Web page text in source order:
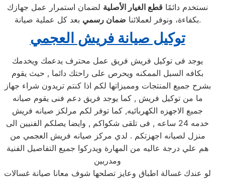
نستخدم دائمًا قطع الغيار الأصلية لضمان استمرار عمل جهازك
بكفاءة، ونوفر لعملائنا ضمان رسمي بعد كل عملية صيانة.
توكيل صيانة فريش العجمي
يوجد فى توكيل فريش فريق عمل محترف يدعمك ويخدمك
بكافه السبل الممكنه ويحرص على راحتك دائما , حيث يقوم
بشرح جميع المنتجات ومميزاتها لكم اذا كنتم تريدون شراء جهاز
ما من توكيل فريش , كما يوجد فريق دعم فنى يقوم صيانه
جميع الاجهزه الكهربائيه, كما توفر لكم مرلكز صيانه فريش
خدمه 24 ساعه , فى تلقى شكواكم , وايضا يصلكم الفنيين الى
منزل لصيانه اجهزتكم . لدي مركز صيانه فريش العجمي من
هم علي درجة عاليه من المهارة ويدركوا جميع التفاصيل الفنية
ومدربين
لو عندك غسالة اطباق وعايز تصلحها شوف معانا صيانة غسالات